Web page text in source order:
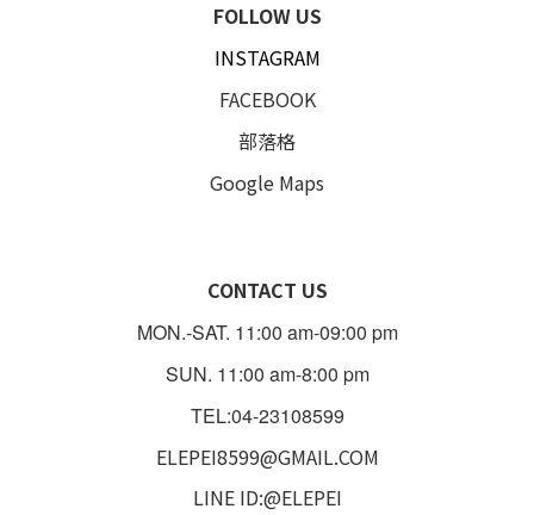
FOLLOW US
INSTAGRAM
FACEBOOK
部落格
Google Maps
CONTACT US
MON.-SAT. 11:00 am-09:00 pm
SUN. 11:00 am-8:00 pm
TEL:04-23108599
ELEPEI8599@GMAIL.COM
LINE ID:@ELEPEI